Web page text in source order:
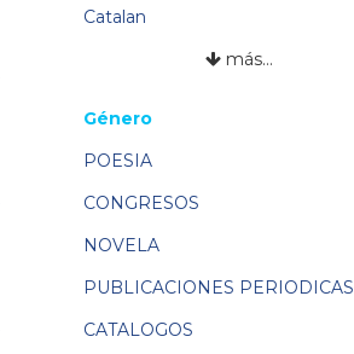
Catalan
más…
Género
POESIA
CONGRESOS
NOVELA
PUBLICACIONES PERIODICAS
CATALOGOS